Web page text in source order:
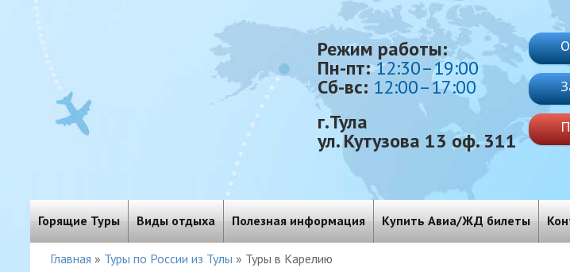
Режим работы:
Пн-пт:12:30–19:00
Сб-вс: 12:00–17:00
г.Тула
ул. Кутузова 13 оф. 311
Горящие Туры Виды отдыха Полезная информация Купить Авиа/ЖД билеты
Главная » Туры по России из Тулы » Туры в Карелию